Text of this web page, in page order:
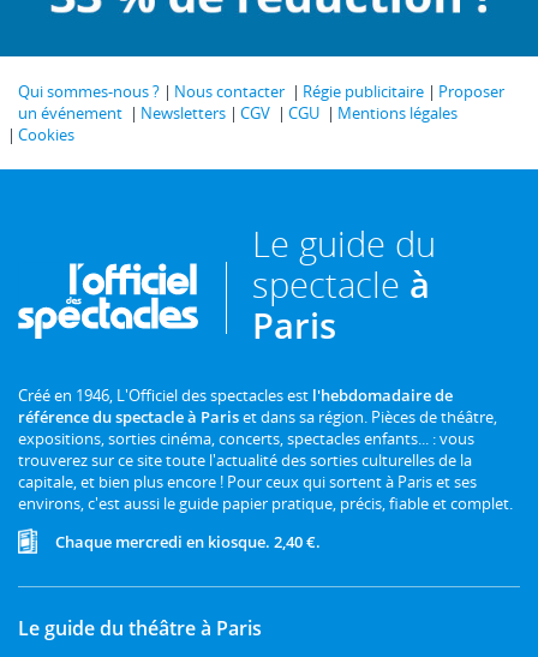
Qui sommes-nous ? Nous contacter Régie publicitaire
Proposer
un événement
Newsletters CGV CGU
Mentions légales
Cookies
Le guide du
spectacle à
Paris
Créé en 1946, L'Officiel des spectacles est l'hebdomadaire de
référence du spectacle à Pariset dans sa région. Pièces de théâtre,
expositions, sorties cinéma, concerts, spectacles enfants... : vous
trouverez sur ce site toute l'actualité des sorties culturelles de la
capitale, et bien plus encore ! Pour ceux qui sortent à Paris et ses
environs, c'est aussi le guide papier pratique, précis, fiable et complet.
Chaque mercredi en kiosque. 2,40 €.
Le guide du théâtre à Paris